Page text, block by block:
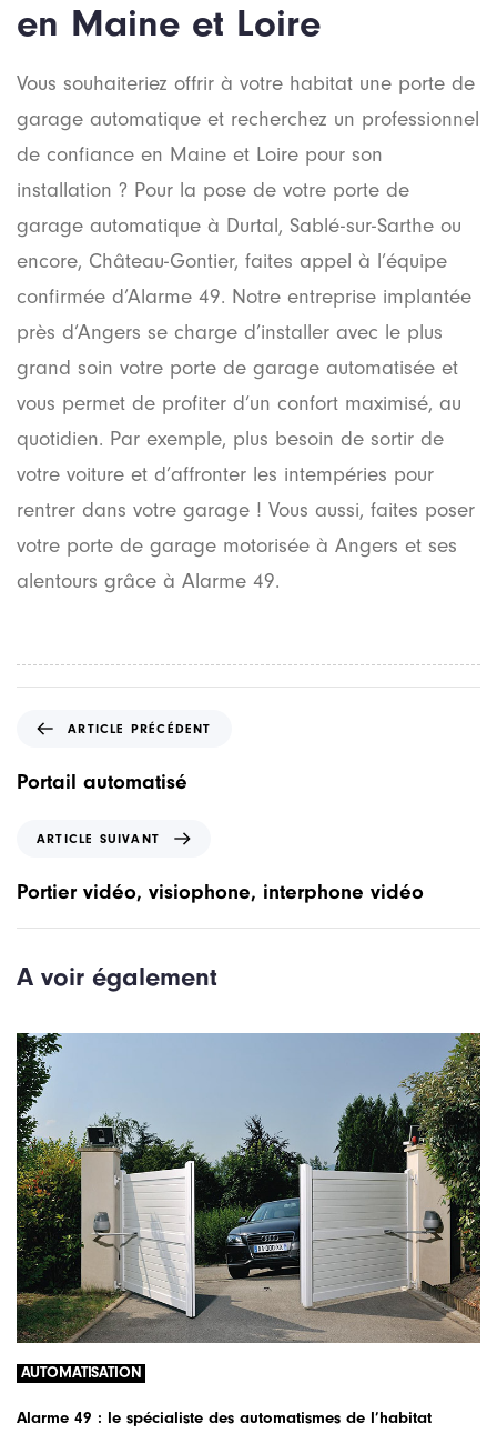
en Maine et Loire
Vous souhaiteriez offrir à votre habitat une porte de
garage automatique et recherchez un professionnel
de confiance en Maine et Loire pour son
installation ? Pour la pose de votre porte de
garage automatique à Durtal, Sablé-sur-Sarthe ou
encore, Château-Gontier, faites appel à l’équipe
confirmée d’Alarme 49. Notre entreprise implantée
près d’Angers se charge d’installer avec le plus
grand soin votre porte de garage automatisée et
vous permet de profiter d’un confort maximisé, au
quotidien. Par exemple, plus besoin de sortir de
votre voiture et d’affronter les intempéries pour
rentrer dans votre garage ! Vous aussi, faites poser
votre porte de garage motorisée à Angers et ses
alentours grâce à Alarme 49.
t
p
r
c
d
e
n
t
ARTICLE PRÉCÉDENT
Portail automatisé
t
c
e
u
i
v
a
n
t
ARTICLE SUIVANT
Portier vidéo, visiophone, interphone vidéo
A voir également
AUTOMATISATION
Alarme 49 : le spécialiste des automatismes de l’habitat